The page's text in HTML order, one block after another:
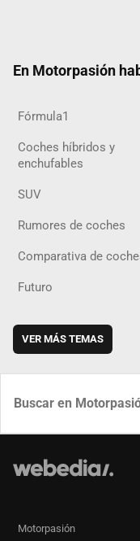
En Motorpasión
Fórmula1
Coches híbridos y
enchufables
SUV
Rumores de coches
Comparativa de
Futuro
VER MÁS TEMAS
Motorpasión